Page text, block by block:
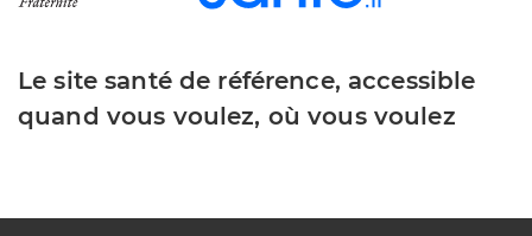
Le site santé de référence, accessible
quand vous voulez, où vous voulez